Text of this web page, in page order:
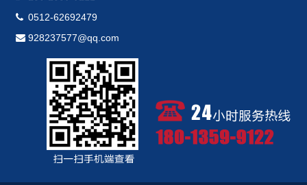
0512-62692479
928237577@qq.com